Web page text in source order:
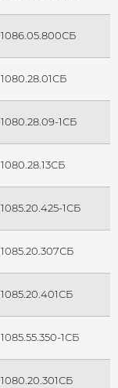
1086.05.800СБ
1080.28.01СБ
1080.28.09-1СБ
1080.28.13СБ
1085.20.425-1СБ
1085.20.307СБ
1085.20.401СБ
1085.55.350-1СБ
1080.20.301СБ